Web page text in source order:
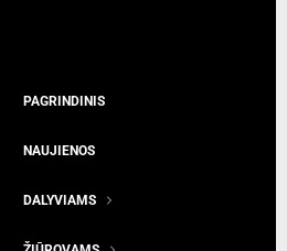
PAGRINDINIS
NAUJIENOS
DALYVIAMS